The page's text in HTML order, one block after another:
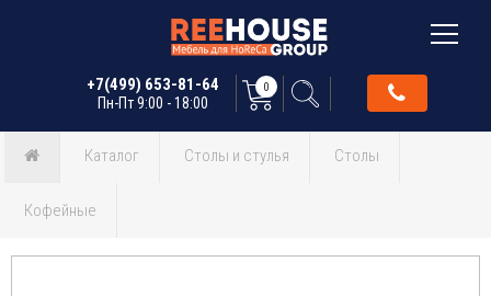
+7(499) 653-81-64
Пн-Пт 9:00 - 18:00
0
Каталог Столы и стулья Столы
Кофейные